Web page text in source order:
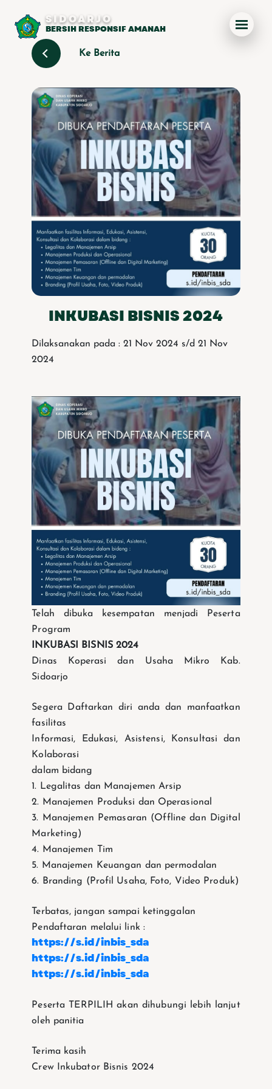
SIDOARJO
BERSIH RESPONSIF AMANAH
Ke Berita
INKUBASI BISNIS 2024
Dilaksanakan pada : 21 Nov 2024 s/d 21 Nov
2024
Telah dibuka kesempatan menjadi Peserta
Program
INKUBASI BISNIS 2024
Dinas Koperasi dan Usaha Mikro Kab.
Sidoarjo
Segera Daftarkan diri anda dan manfaatkan
fasilitas
Informasi, Edukasi, Asistensi, Konsultasi dan
Kolaborasi
dalam bidang
1. Legalitas dan Manajemen Arsip
2. Manajemen Produksi dan Operasional
3. Manajemen Pemasaran (Offline dan Digital
Marketing)
4. Manajemen Tim
5. Manajemen Keuangan dan permodalan
6. Branding (Profil Usaha, Foto, Video Produk)
Terbatas, jangan sampai ketinggalan
Pendaftaran melalui link :
https://s.id/inbis_sda
https://s.id/inbis_sda
https://s.id/inbis_sda
Peserta TERPILIH akan dihubungi lebih lanjut
oleh panitia
Terima kasih
Crew Inkubator Bisnis 2024